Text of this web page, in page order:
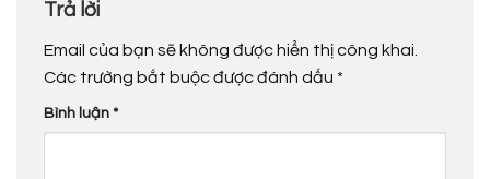
Trả lời
Email của bạn sẽ không được hiển thị công khai.
Các trường bắt buộc được đánh dấu *
Bình luận *